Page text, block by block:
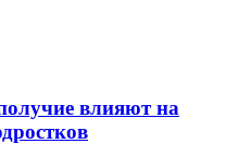
влияют на